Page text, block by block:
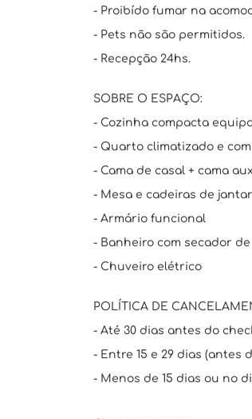
- Proibído fumar na
- Pets não são permitidos.
- Recepção 24hs.
SOBRE O ESPAÇO:
- Cozinha compacta
- Quarto climatizado e com
- Cama de casal + cama
- Mesa e cadeiras de
- Armário funcional
- Banheiro com secador
- Chuveiro elétrico
POLÍTICA DE
- Até 30 dias antes do
- Entre 15 e 29 dias (antes
- Menos de 15 dias ou no